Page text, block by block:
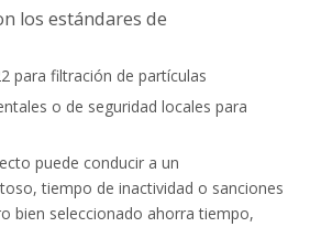
los estándares de
para filtración de partículas
o de seguridad locales para
puede conducir a un
tiempo de inactividad o sanciones
bien seleccionado ahorra tiempo,